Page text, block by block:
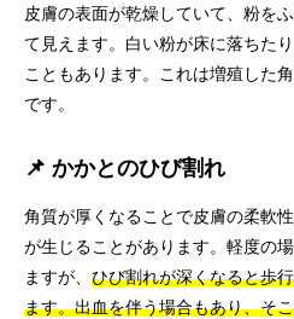
皮膚の表面が乾燥していて、粉を
て見えます。白い粉が床に落ちた
こともあります。これは増殖した
です。
📌 かかとのひび割れ
角質が厚くなることで皮膚の柔軟
が生じることがあります。軽度の
ますが、 ひび割れが深くなると歩
ます。出血を伴う場合もあり、そ